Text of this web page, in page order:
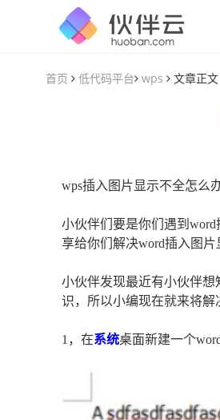
首页 低代码平台 wps 文章正文
wps插入图片显示不全怎么办
小伙伴们要是你们遇到
享给你们解决word插入图
小伙伴发现最近有小伙伴
识，所以小编现在就来将解
1，在系统桌面新建一个